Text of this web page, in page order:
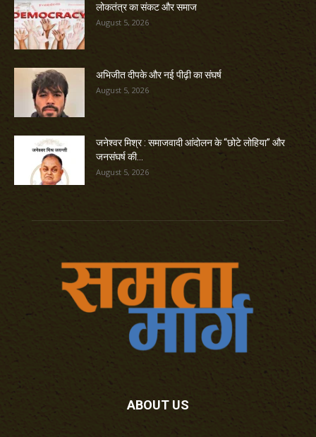
लोकतंत्र का संकट और समाज
August 5, 2026
अभिजीत दीपके और नई पीढ़ी का संघर्ष
August 5, 2026
जनेश्वर मिश्र : समाजवादी आंदोलन के “छोटे लोहिया” और
जनसंघर्ष की...
August 5, 2026
ABOUT US